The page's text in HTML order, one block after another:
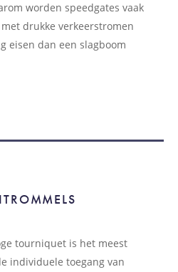
worden speedgates vaak
drukke verkeerstromen
eisen dan een slagboom
tourniquet is het meest
individuele toegang van